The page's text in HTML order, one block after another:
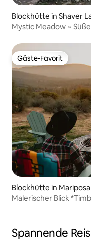
Blockhütte in Shaver
Mystic Meadow ~
Gäste-Favorit
Gäste-Favorit
Blockhütte in Mariposa
Malerischer Blick
Spannende